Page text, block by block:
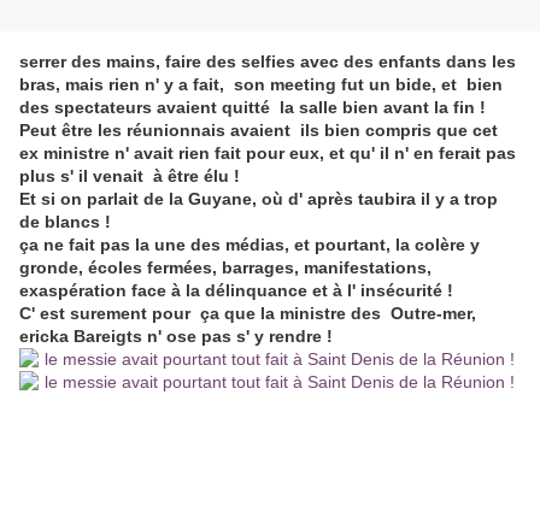
serrer des mains, faire des selfies avec des enfants dans les
bras, mais rien n' y a fait, son meeting fut un bide, et bien
des spectateurs avaient quitté la salle bien avant la fin !
Peut être les réunionnais avaient ils bien compris que cet
ex ministre n' avait rien fait pour eux, et qu' il n' en ferait pas
plus s' il venait à être élu !
Et si on parlait de la Guyane, où d' après taubira il y a trop
de blancs !
ça ne fait pas la une des médias, et pourtant, la colère y
gronde, écoles fermées, barrages, manifestations,
exaspération face à la délinquance et à l' insécurité !
C' est surement pour ça que la ministre des Outre-mer,
ericka Bareigts n' ose pas s' y rendre !